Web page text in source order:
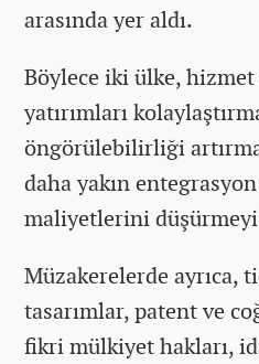
arasında yer aldı.
Böylece iki ülke,
yatırımları
öngörülebilirliği
daha yakın
maliyetlerini
Müzakerelerde ayrıca,
tasarımlar, patent ve
fikri mülkiyet hakları,